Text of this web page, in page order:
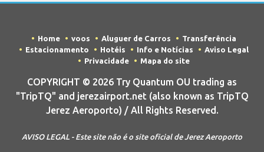
Home voos Aluguer de Carros
Transferência
Estacionamento
Hotéis Info e Notícias
Aviso Legal
Privacidade
Mapa do site
COPYRIGHT © 2026 Try Quantum OU trading as
"TripTQ" and jerezairport.net (also known as TripTQ
Jerez Aeroporto) / All Rights Reserved.
AVISO LEGAL - Este site não é o site oficial de Jerez Aeroporto